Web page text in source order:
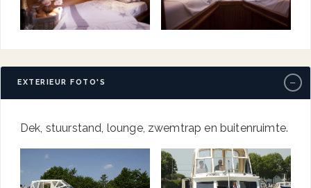
EXTERIEUR FOTO'S −
Dek, stuurstand, lounge, zwemtrap en buitenruimte.